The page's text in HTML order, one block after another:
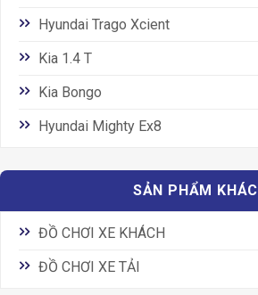
Hyundai Trago Xcient
Kia 1.4 T
Kia Bongo
Hyundai Mighty Ex8
SẢN PHẨM KHÁC
ĐỒ CHƠI XE KHÁCH
ĐỒ CHƠI XE TẢI